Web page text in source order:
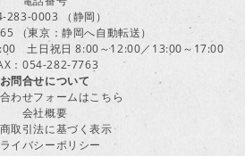
283-0003 （静岡）
（東京：静岡へ自動転送）
土日祝日 8:00～12:00／13:00～17:00
：054-282-7763
お問合せについて
わせフォームはこちら
会社概要
取引法に基づく表示
イバシーポリシー